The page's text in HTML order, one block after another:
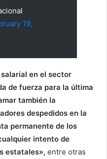
19,
en el sector
de fuerza para la última
también la
despedidos en la
permanente de los
intento de
estatales», entre otras